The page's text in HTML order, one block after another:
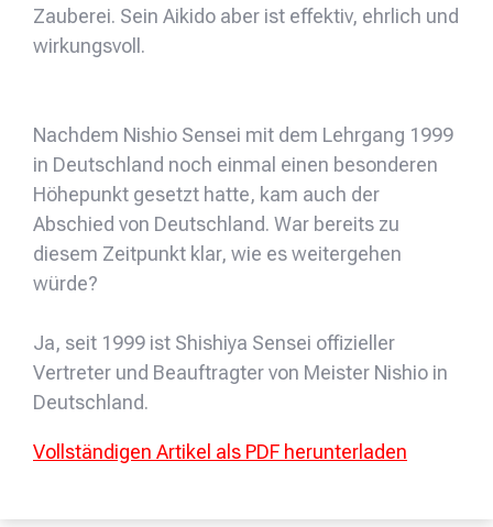
Zauberei. Sein Aikido aber ist effektiv, ehrlich und
wirkungsvoll.
Nachdem Nishio Sensei mit dem Lehrgang 1999
in Deutschland noch einmal einen besonderen
Höhepunkt gesetzt hatte, kam auch der
Abschied von Deutschland. War bereits zu
diesem Zeitpunkt klar, wie es weitergehen
würde?
Ja, seit 1999 ist Shishiya Sensei offizieller
Vertreter und Beauftragter von Meister Nishio in
Deutschland.
Vollständigen Artikel als PDF herunterladen